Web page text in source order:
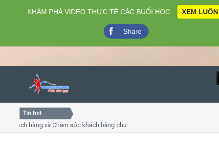
Close
Tin hot
hàng và Chăm sóc khách hàng chuyên nghiệp
KHÁM PHÁ VIDEO THỰC TẾ CÁC BUỔI HỌC XEM LUÔN
Share